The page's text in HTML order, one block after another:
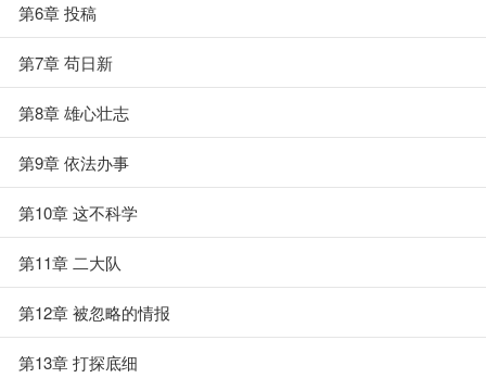
第6章 投稿
第7章 苟日新
第8章 雄心壮志
第9章 依法办事
第10章 这不科学
第11章 二大队
第12章 被忽略的情报
第13章 打探底细